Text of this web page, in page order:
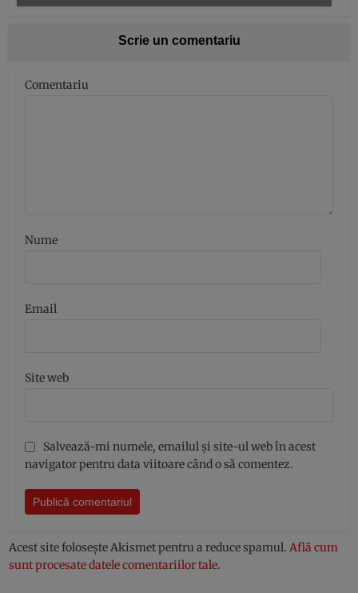
Scrie un comentariu
Comentariu
Nume
Email
Site web
Salvează-mi numele, emailul și site-ul web în acest
navigator pentru data viitoare când o să comentez.
Acest site folosește Akismet pentru a reduce spamul.Află cum
sunt procesate datele comentariilor tale.